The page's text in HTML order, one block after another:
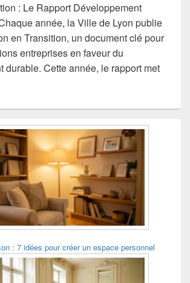
: Le Rapport Développement
année, la Ville de Lyon publie
en Transition, un document clé pour
entreprises en faveur du
durable. Cette année, le rapport met
: 7 idées pour créer un espace personnel